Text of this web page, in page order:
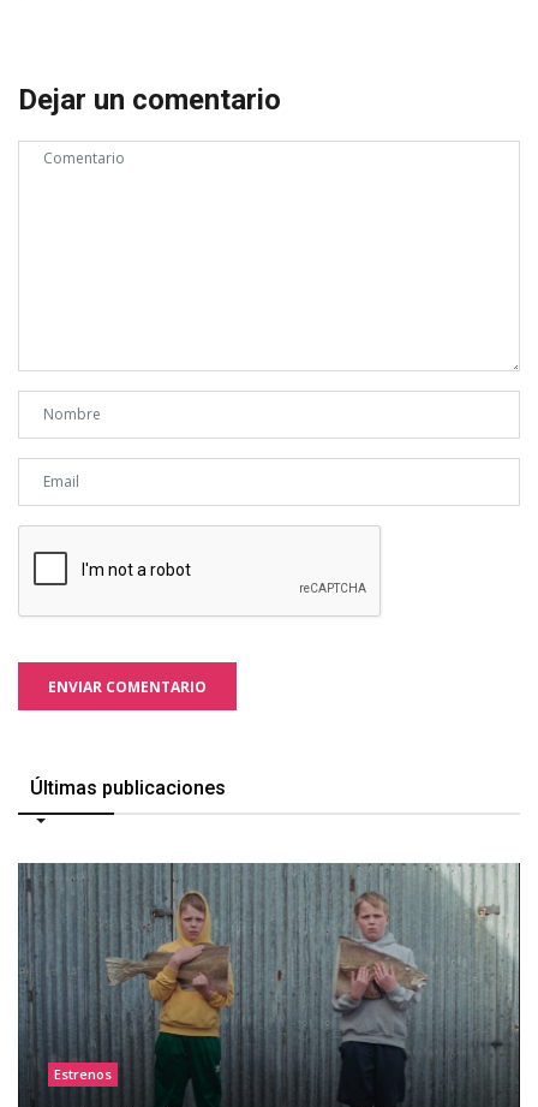
Dejar un comentario
ENVIAR COMENTARIO
Últimas publicaciones
Estrenos